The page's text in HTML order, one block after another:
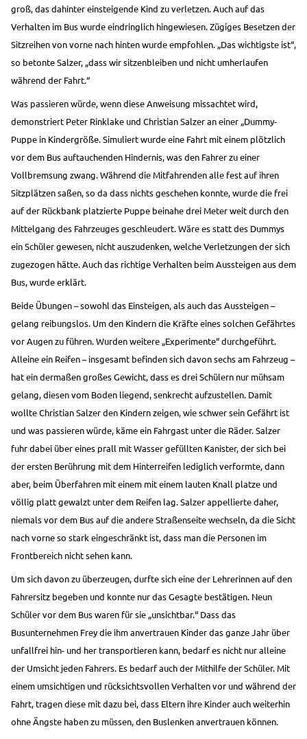
groß, das dahinter einsteigende Kind zu verletzen. Auch auf das
Verhalten im Bus wurde eindringlich hingewiesen. Zügiges Besetzen der
Sitzreihen von vorne nach hinten wurde empfohlen. „Das wichtigste ist“,
so betonte Salzer, „dass wir sitzenbleiben und nicht umherlaufen
während der Fahrt.“
Was passieren würde, wenn diese Anweisung missachtet wird,
demonstriert Peter Rinklake und Christian Salzer an einer „Dummy-
Puppe in Kindergröße. Simuliert wurde eine Fahrt mit einem plötzlich
vor dem Bus auftauchenden Hindernis, was den Fahrer zu einer
Vollbremsung zwang. Während die Mitfahrenden alle fest auf ihren
Sitzplätzen saßen, so da dass nichts geschehen konnte, wurde die frei
auf der Rückbank platzierte Puppe beinahe drei Meter weit durch den
Mittelgang des Fahrzeuges geschleudert. Wäre es statt des Dummys
ein Schüler gewesen, nicht auszudenken, welche Verletzungen der sich
zugezogen hätte. Auch das richtige Verhalten beim Aussteigen aus dem
Bus, wurde erklärt.
Beide Übungen – sowohl das Einsteigen, als auch das Aussteigen –
gelang reibungslos. Um den Kindern die Kräfte eines solchen Gefährtes
vor Augen zu führen. Wurden weitere „Experimente“ durchgeführt.
Alleine ein Reifen – insgesamt befinden sich davon sechs am Fahrzeug –
hat ein dermaßen großes Gewicht, dass es drei Schülern nur mühsam
gelang, diesen vom Boden liegend, senkrecht aufzustellen. Damit
wollte Christian Salzer den Kindern zeigen, wie schwer sein Gefährt ist
und was passieren würde, käme ein Fahrgast unter die Räder. Salzer
fuhr dabei über eines prall mit Wasser gefüllten Kanister, der sich bei
der ersten Berührung mit dem Hinterreifen lediglich verformte, dann
aber, beim Überfahren mit einem mit einem lauten Knall platze und
völlig platt gewalzt unter dem Reifen lag. Salzer appellierte daher,
niemals vor dem Bus auf die andere Straßenseite wechseln, da die Sicht
nach vorne so stark eingeschränkt ist, dass man die Personen im
Frontbereich nicht sehen kann.
Um sich davon zu überzeugen, durfte sich eine der Lehrerinnen auf den
Fahrersitz begeben und konnte nur das Gesagte bestätigen. Neun
Schüler vor dem Bus waren für sie „unsichtbar.“ Dass das
Busunternehmen Frey die ihm anvertrauen Kinder das ganze Jahr über
unfallfrei hin- und her transportieren kann, bedarf es nicht nur alleine
der Umsicht jeden Fahrers. Es bedarf auch der Mithilfe der Schüler. Mit
einem umsichtigen und rücksichtsvollen Verhalten vor und während der
Fahrt, tragen diese mit dazu bei, dass Eltern ihre Kinder auch weiterhin
ohne Ängste haben zu müssen, den Buslenken anvertrauen können.